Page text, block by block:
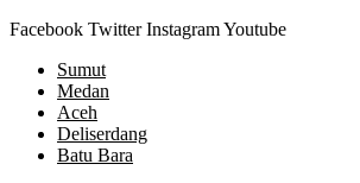
Facebook Twitter InstagramYoutube
Sumut
Medan
Aceh
Deliserdang
Batu Bara